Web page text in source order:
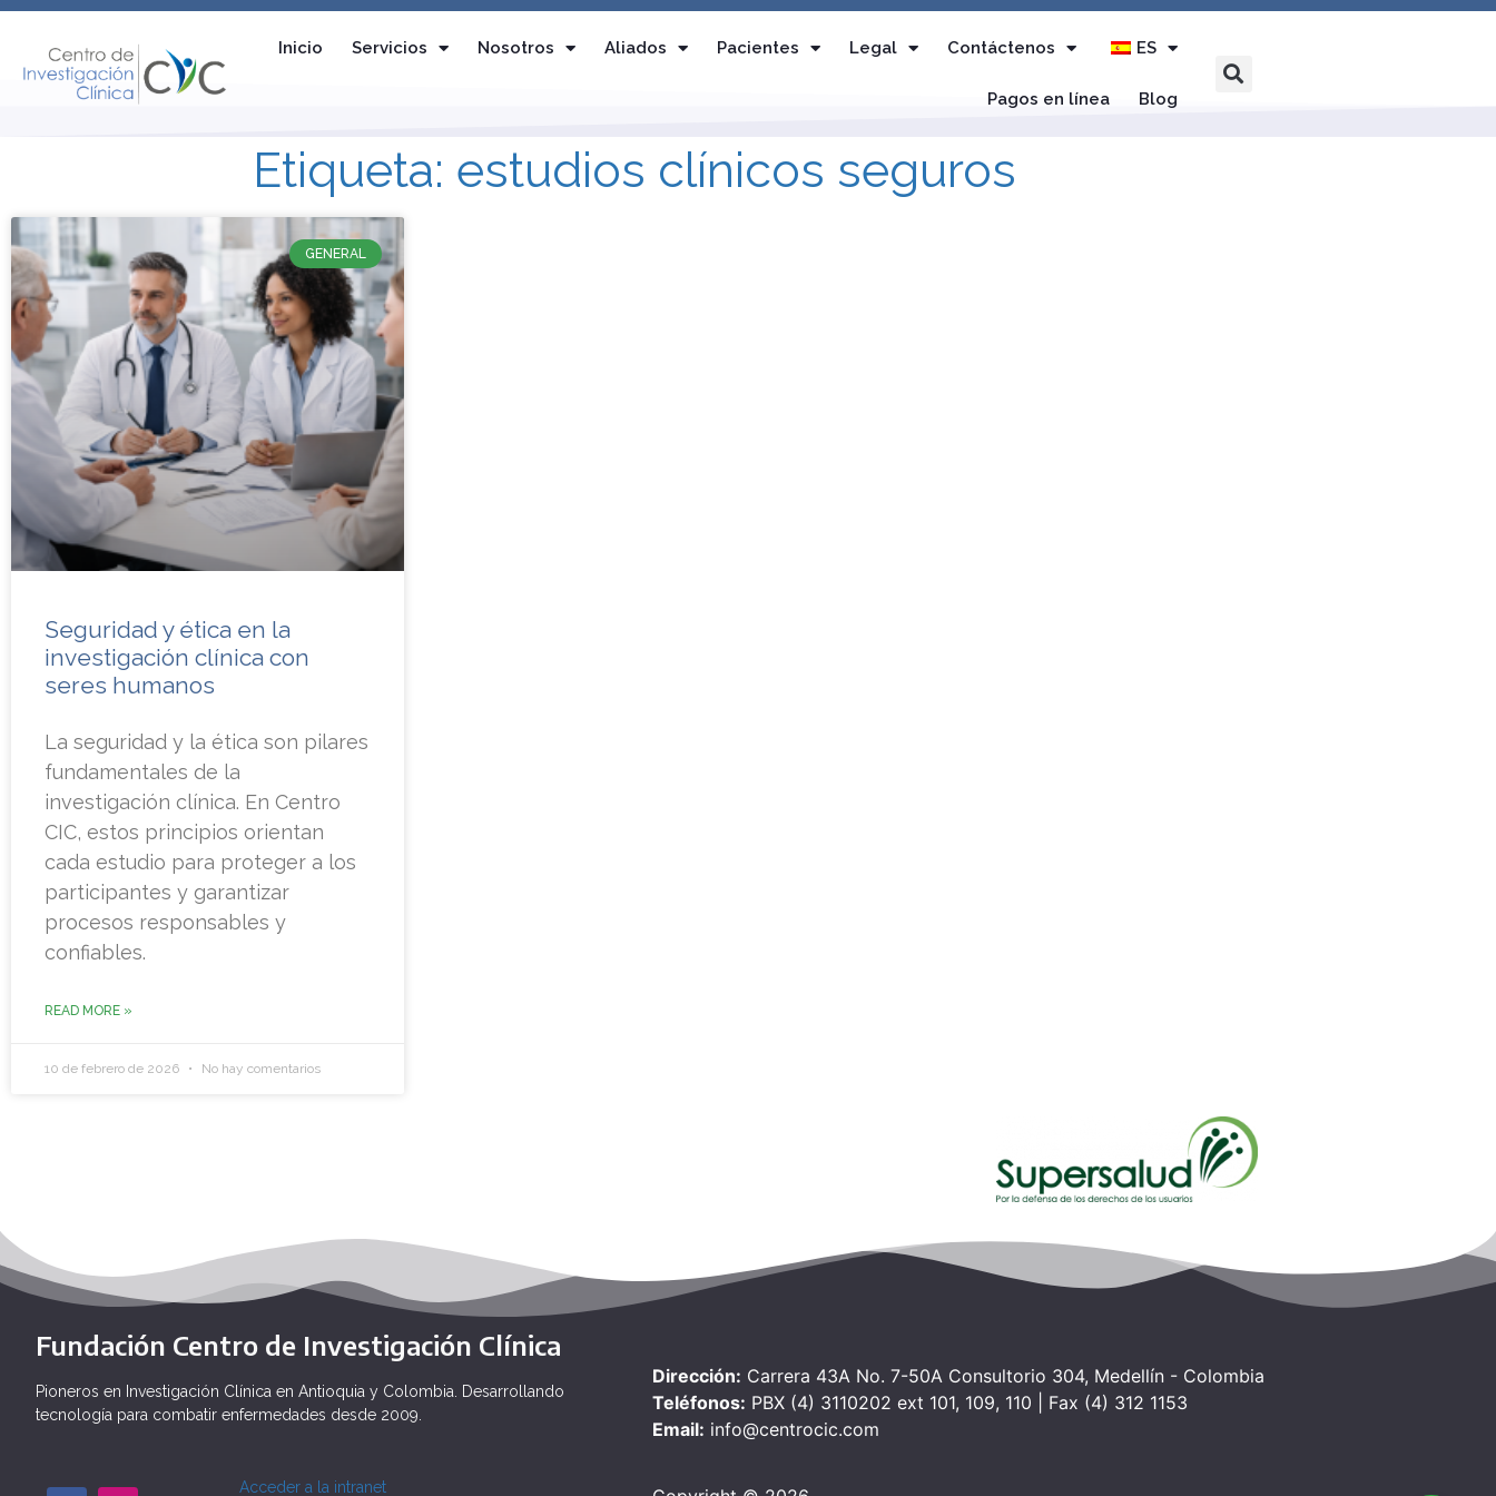
Inicio Servicios Nosotros Aliados Pacientes Legal Contáctenos ES
Pagos en línea Blog
Etiqueta: estudios clínicos seguros
GENERAL
Seguridad y ética en la
investigación clínica con
seres humanos
La seguridad y la ética son pilares
fundamentales de la
investigación clínica. En Centro
CIC, estos principios orientan
cada estudio para proteger a los
participantes y garantizar
procesos responsables y
confiables.
READ MORE »
10 de febrero de 2026 No hay comentarios
Fundación Centro de Investigación Clínica
Pioneros en Investigación Clínica en Antioquia y Colombia. Desarrollando
tecnología para combatir enfermedades desde 2009.
Acceder a la intranet
Dirección: Carrera 43A No. 7-50A Consultorio 304, Medellín - Colombia
Teléfonos: PBX (4) 3110202 ext 101, 109, 110 | Fax (4) 312 1153
Email: info@centrocic.com